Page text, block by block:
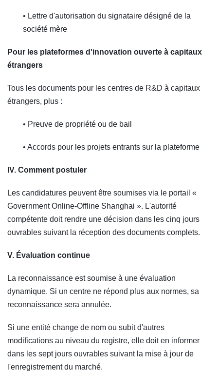
• Lettre d'autorisation du signataire désigné de la
société mère
Pour les plateformes d'innovation ouverte à capitaux
étrangers
Tous les documents pour les centres de R&D à capitaux
étrangers, plus :
• Preuve de propriété ou de bail
• Accords pour les projets entrants sur la plateforme
IV. Comment postuler
Les candidatures peuvent être soumises via le portail «
Government Online-Offline Shanghai ». L'autorité
compétente doit rendre une décision dans les cinq jours
ouvrables suivant la réception des documents complets.
V. Évaluation continue
La reconnaissance est soumise à une évaluation
dynamique. Si un centre ne répond plus aux normes, sa
reconnaissance sera annulée.
Si une entité change de nom ou subit d'autres
modifications au niveau du registre, elle doit en informer
dans les sept jours ouvrables suivant la mise à jour de
l'enregistrement du marché.